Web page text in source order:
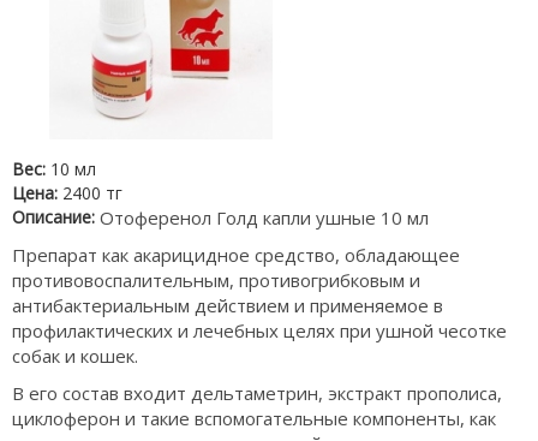
Вес: 10 мл
Цена: 2400 тг
Описание: Отоференол Голд капли ушные 10 мл
Препарат как акарицидное средство, обладающее
противовоспалительным, противогрибковым и
антибактериальным действием и применяемое в
профилактических и лечебных целях при ушной чесотке
собак и кошек.
В его состав входит дельтаметрин, экстракт прополиса,
циклоферон и такие вспомогательные компоненты, как